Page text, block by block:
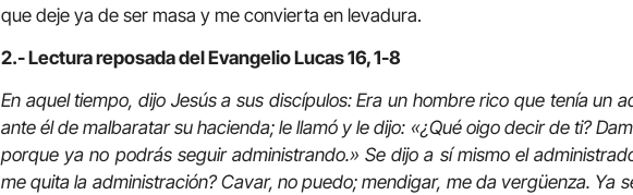
que deje ya de ser masa y me convierta en levadura.
2.- Lectura reposada del Evangelio Lucas 16, 1-8
En aquel tiempo, dijo Jesús a sus discípulos: Era un hombre rico que tenía un
ante él de malbaratar su hacienda; le llamó y le dijo: «¿Qué oigo decir de ti?
porque ya no podrás seguir administrando.» Se dijo a sí mismo el
me quita la administración? Cavar, no puedo; mendigar, me da vergüenza. Ya